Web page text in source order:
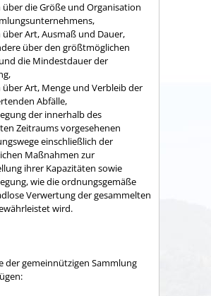
über die Größe und Organisation
über Art, Ausmaß und Dauer,
über den größtmöglichen
die Mindestdauer der
über Art, Menge und Verbleib der
Abfälle,
der innerhalb des
Zeitraums vorgesehenen
einschließlich der
Maßnahmen zur
ihrer Kapazitäten sowie
wie die ordnungsgemäße
Verwertung der gesammelten
wird.
der gemeinnützigen Sammlung
: